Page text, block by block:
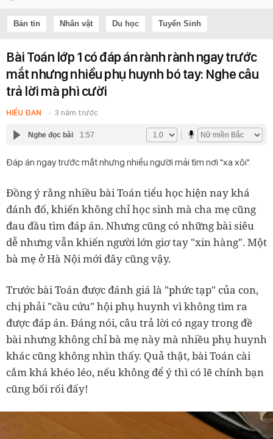
Bản tin Nhân vật Du học Tuyển Sinh
Bài Toán lớp 1 có đáp án rành rành ngay trước
mắt nhưng nhiều phụ huynh bó tay: Nghe câu
trả lời mà phì cười
HIỂU ĐAN 3 năm trước
Nghe đọc bài 1:57
Đáp án ngay trước mắt nhưng nhiều người mải tìm nơi "xa xôi".
Đồng ý rằng nhiều bài Toán tiểu học hiện nay khá
đánh đố, khiến không chỉ học sinh mà cha mẹ cũng
đau đầu tìm đáp án. Nhưng cũng có những bài siêu
dễ nhưng vẫn khiến người lớn giơ tay "xin hàng". Một
bà mẹ ở Hà Nội mới đây cũng vậy.
Trước bài Toán được đánh giá là "phức tạp" của con,
chị phải "cầu cứu" hội phụ huynh vì không tìm ra
được đáp án. Đáng nói, câu trả lời có ngay trong đề
bài nhưng không chỉ bà mẹ này mà nhiều phụ huynh
khác cũng không nhìn thấy. Quả thật, bài Toán cài
cắm khá khéo léo, nếu không để ý thì có lẽ chính bạn
cũng bối rối đấy!